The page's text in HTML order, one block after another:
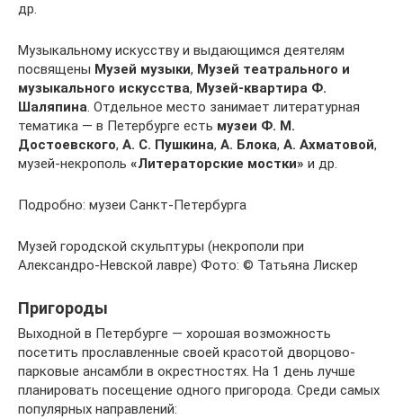
др.
Музыкальному искусству и выдающимся деятелям
посвящены Музей музыки, Музей театрального и
музыкального искусства, Музей-квартира Ф.
Шаляпина. Отдельное место занимает литературная
тематика — в Петербурге есть музеи Ф. М.
Достоевского, А. С. Пушкина, А. Блока, А. Ахматовой,
музей-некрополь «Литераторские мостки» и др.
Подробно: музеи Санкт-Петербурга
Музей городской скульптуры (некрополи при
Александро-Невской лавре) Фото: © Татьяна Лискер
Пригороды
Выходной в Петербурге — хорошая возможность
посетить прославленные своей красотой дворцово-
парковые ансамбли в окрестностях. На 1 день лучше
планировать посещение одного пригорода. Среди самых
популярных направлений: